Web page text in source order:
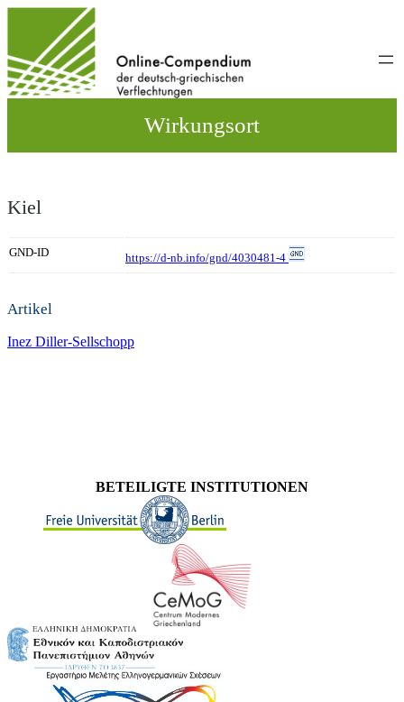
wechseln
Wirkungsort
Kiel
GND-ID https://d-nb.info/gnd/4030481-4
Artikel
Inez Diller-Sellschopp
BETEILIGTE INSTITUTIONEN